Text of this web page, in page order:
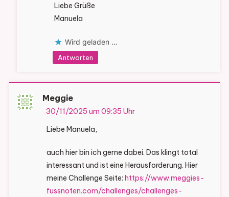
Liebe Grüße
Manuela
Wird geladen …
Antworten
Meggie
30/11/2025 um 09:35 Uhr
Liebe Manuela,
auch hier bin ich gerne dabei. Das klingt total
interessant und ist eine Herausforderung. Hier
meine Challenge Seite: https://www.meggies-
fussnoten.com/challenges/challenges-